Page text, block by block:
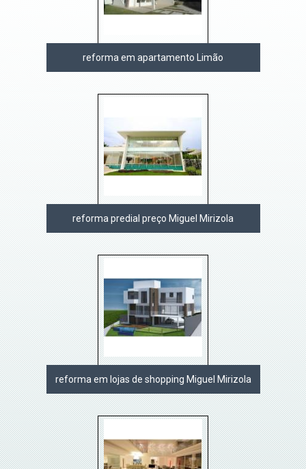
reforma em apartamento Limão
reforma predial preço Miguel Mirizola
reforma em lojas de shopping Miguel Mirizola